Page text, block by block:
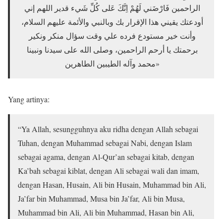
الراحمين فَارْضَني لَهُمْ اِنَّكَ عَلى كُلِّ شَيء قدير اللهم إني
أودعتك يقيني هذا الإقرار بك وبالنبي والأئمة عليهم السلام،
وأنت خير مستودع فرده علي وقت سؤال منكر ونكير
برحمتك يا أرحم الراحمين، وصلى الله على سيدنا ونبينا
محمد وآله الطيبين الطاهرين»
Yang artinya:
“Ya Allah, sesungguhnya aku ridha dengan Allah sebagai
Tuhan, dengan Muhammad sebagai Nabi, dengan Islam
sebagai agama, dengan Al-Qur’an sebagai kitab, dengan
Ka’bah sebagai kiblat, dengan Ali sebagai wali dan imam,
dengan Hasan, Husain, Ali bin Husain, Muhammad bin Ali,
Ja’far bin Muhammad, Musa bin Ja’far, Ali bin Musa,
Muhammad bin Ali, Ali bin Muhammad, Hasan bin Ali,